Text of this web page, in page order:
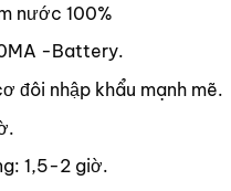
nước 100%
-Battery.
đôi nhập khẩu mạnh mẽ.
1,5-2 giờ.